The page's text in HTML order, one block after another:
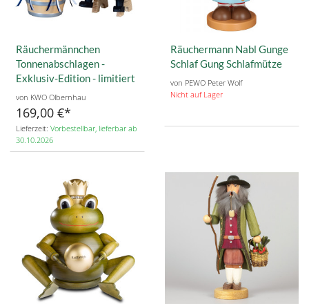
Räuchermännchen
Tonnenabschlagen -
Exklusiv-Edition - limitiert
von KWO Olbernhau
169,00 €
Lieferzeit: Vorbestellbar, lieferbar ab
30.10.2026
Räuchermann Nabl Gunge
Schlaf Gung Schlafmütze
von PEWO Peter Wolf
Nicht auf Lager